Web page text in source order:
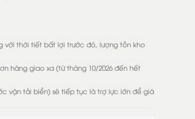
với thời tiết bất lợi trước đó, lượng tồn kho
hàng giao xa (từ tháng 10/2026 đến hết
vận tải biển) sẽ tiếp tục là trợ lực lớn để giá